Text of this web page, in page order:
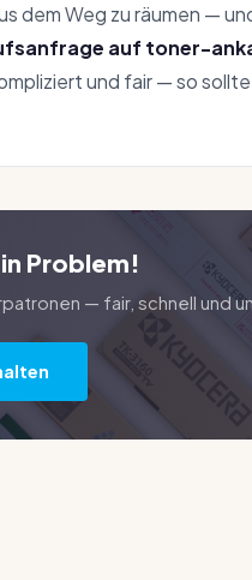
dem Weg zu räumen —
auf toner-
und fair — so
Problem!
— fair, schnell und